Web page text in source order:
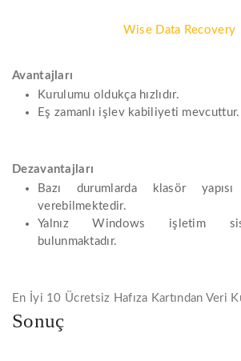
Wise Data Recovery
Avantajları
Kurulumu oldukça hızlıdır.
Eş zamanlı işlev kabiliyeti mevcuttur.
Dezavantajları
Bazı durumlarda klasör
verebilmektedir.
Yalnız Windows işletim
bulunmaktadır.
En İyi 10 Ücretsiz Hafıza Kartından Veri
Sonuç